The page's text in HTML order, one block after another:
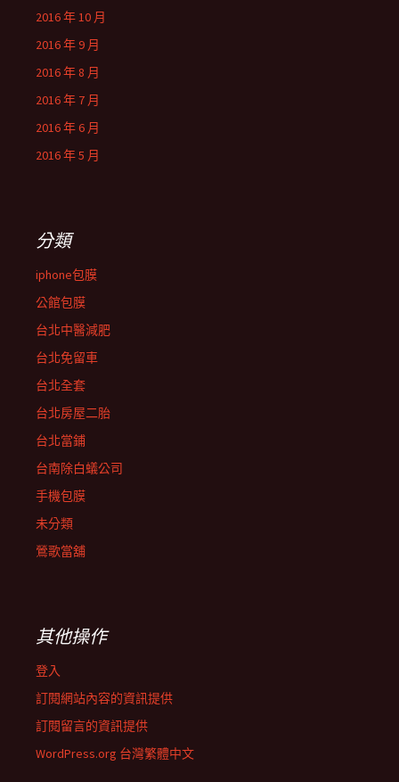
2016 年 10 月
2016 年 9 月
2016 年 8 月
2016 年 7 月
2016 年 6 月
2016 年 5 月
分類
iphone包膜
公館包膜
台北中醫減肥
台北免留車
台北全套
台北房屋二胎
台北當鋪
台南除白蟻公司
手機包膜
未分類
鶯歌當舖
其他操作
登入
訂閱網站內容的資訊提供
訂閱留言的資訊提供
WordPress.org 台灣繁體中文